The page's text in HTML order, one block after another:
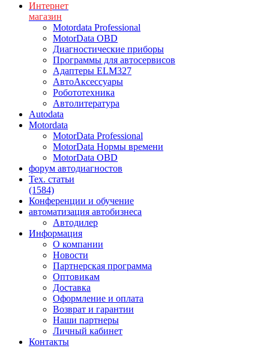
Интернет
магазин
Motordata Professional
MotorData OBD
Диагностические приборы
Программы для автосервисов
Адаптеры ELM327
АвтоАксессуары
Робототехника
Автолитература
Autodata
Motordata
MotorData Professional
MotorData Нормы времени
MotorData OBD
форум автодиагностов
Тех. статьи
(1584)
Конференции и обучение
автоматизация автобизнеса
Автодилер
Информация
О компании
Новости
Партнерская программа
Оптовикам
Доставка
Оформление и оплата
Возврат и гарантии
Наши партнеры
Личный кабинет
Контакты